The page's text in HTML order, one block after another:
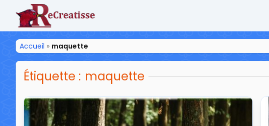
ReCreatisse
Accueil » maquette
Étiquette : maquette